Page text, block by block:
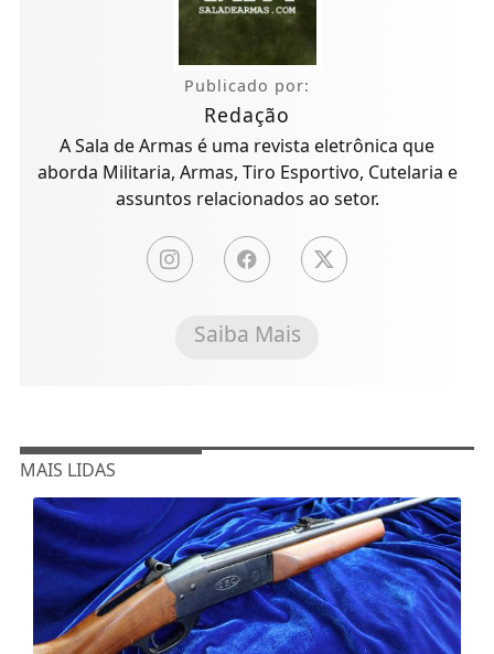
Publicado por:
Redação
A Sala de Armas é uma revista eletrônica que
aborda Militaria, Armas, Tiro Esportivo, Cutelaria e
assuntos relacionados ao setor.
Saiba Mais
MAIS LIDAS